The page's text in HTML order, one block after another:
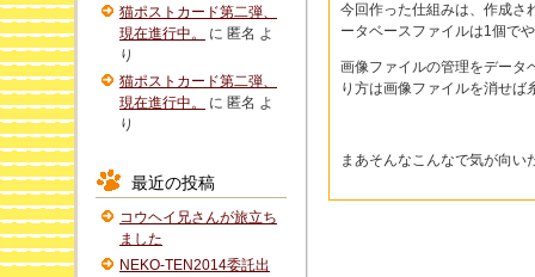
今回作った仕組みは、作成さ
ータベースファイルは1個で
画像ファイルの管理をデータ
り方は画像ファイルを消せば
まあそんなこんなで気が向い
猫ポストカード第二弾、
現在進行中。
に 匿名 よ
り
猫ポストカード第二弾、
現在進行中。
に 匿名 よ
り
最近の投稿
コウヘイ兄さんが旅立ち
ました
NEKO-TEN2014委託出